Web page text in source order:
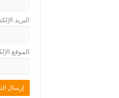
البريد
الموقع